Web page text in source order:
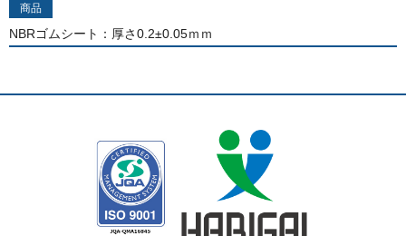
商品
NBRゴムシート：厚さ0.2±0.05ｍｍ